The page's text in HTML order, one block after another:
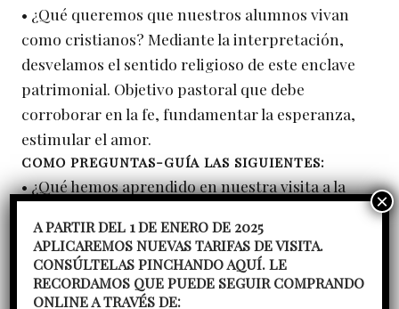
• ¿Qué queremos que nuestros alumnos vivan
como cristianos? Mediante la interpretación,
desvelamos el sentido religioso de este enclave
patrimonial. Objetivo pastoral que debe
corroborar en la fe, fundamentar la esperanza,
estimular el amor.
COMO PREGUNTAS-GUÍA LAS SIGUIENTES:
• ¿Qué hemos aprendido en nuestra visita a la
• ¿Qué hemos sentido durante nuestra visita a la
Capilla Real?
• ¿Qué hemos vivido, como cristianos, al visitar la
A PARTIR DEL 1 DE ENERO DE 2025
APLICAREMOS NUEVAS TARIFAS DE VISITA.
CONSÚLTELAS PINCHANDO AQUÍ. LE
RECORDAMOS QUE PUEDE SEGUIR COMPRANDO
ONLINE A TRAVÉS DE: